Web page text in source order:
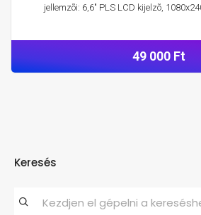
jellemzõi: 6,6" PLS LCD kijelzõ,
49 000 Ft
Keresés